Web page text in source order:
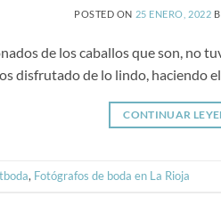
POSTED ON 25 ENERO, 2022
de los caballos que son, no
disfrutado de lo lindo, haciendo
CONTINUAR
, Fotógrafos de boda en La Rioja